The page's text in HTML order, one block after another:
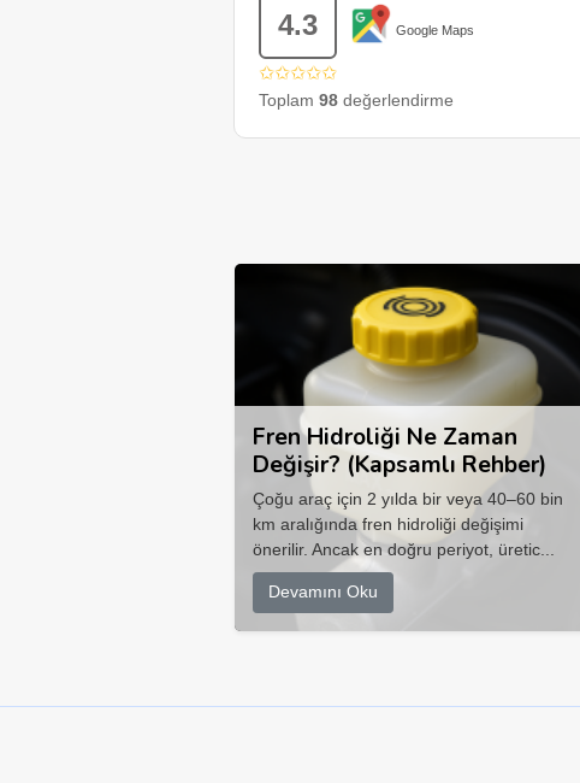
4.3 Google Maps
✩✩✩✩✩
Toplam 98değerlendirme
Fren Hidroliği Ne Zaman
Değişir? (Kapsamlı Rehber)
Çoğu araç için 2 yılda bir veya 40–60 bin
km aralığında fren hidroliği değişimi
önerilir. Ancak en doğru periyot, üretic...
Devamını Oku